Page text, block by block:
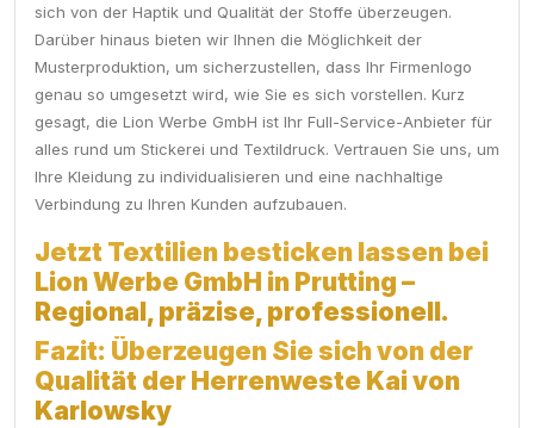
sich von der Haptik und Qualität der Stoffe überzeugen.
Darüber hinaus bieten wir Ihnen die Möglichkeit der
Musterproduktion, um sicherzustellen, dass Ihr Firmenlogo
genau so umgesetzt wird, wie Sie es sich vorstellen. Kurz
gesagt, die Lion Werbe GmbH ist Ihr Full-Service-Anbieter für
alles rund um Stickerei und Textildruck. Vertrauen Sie uns, um
Ihre Kleidung zu individualisieren und eine nachhaltige
Verbindung zu Ihren Kunden aufzubauen.
Jetzt Textilien besticken lassen bei
Lion Werbe GmbH in Prutting –
Regional, präzise, professionell.
Fazit: Überzeugen Sie sich von der
Qualität der Herrenweste Kai von
Karlowsky